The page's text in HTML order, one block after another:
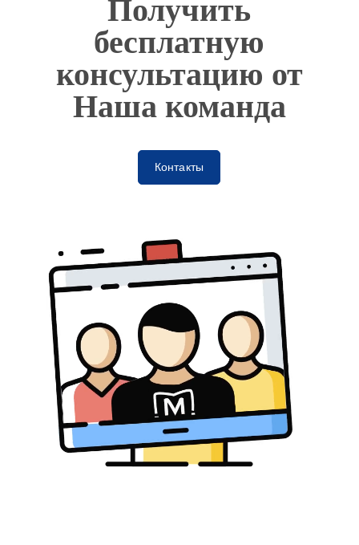
Получить
бесплатную
консультацию от
Наша команда
Контакты